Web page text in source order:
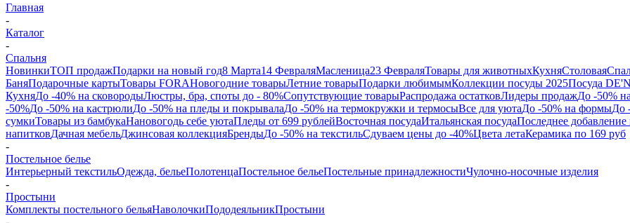
Главная
-
Каталог
-
Спальня
НовинкиТОП продажПодарки на новый год8 Марта14 ФевраляМасленица23 ФевраляТовары для животныхКухняСтоловая
БаняПодарочные картыТовары FORAНовогодние товарыЛетние товарыПодарки любимымКоллекции посуды 2025Посуда
КухняДо -40% на сковородыЛюстры, бра, споты до - 80%Сопутствующие товарыРаспродажа остатковЛидеры продажДо -50%
-50%До -50% на кастрюлиДо -50% на пледы и покрывалаДо -50% на термокружки и термосыВсе для уютаДо -50% на формыДо
сумкиТовары из бамбукаНановогодь себе уютаПледы от 699 рублейВосточная посудаИтальянская посудаПоследнее добавление
напитковДачная мебельДжинсовая коллекцияБрендыДо -50% на текстильСдуваем цены до -40%Цвета летаКерамика по 169 руб
-
Постельное белье
Интерьерный текстильОдежда, бельеПолотенцаПостельное бельеПостельные принадлежностиЧулочно-носочные изделия
-
Простыни
Комплекты постельного бельяНаволочкиПододеяльникПростыни